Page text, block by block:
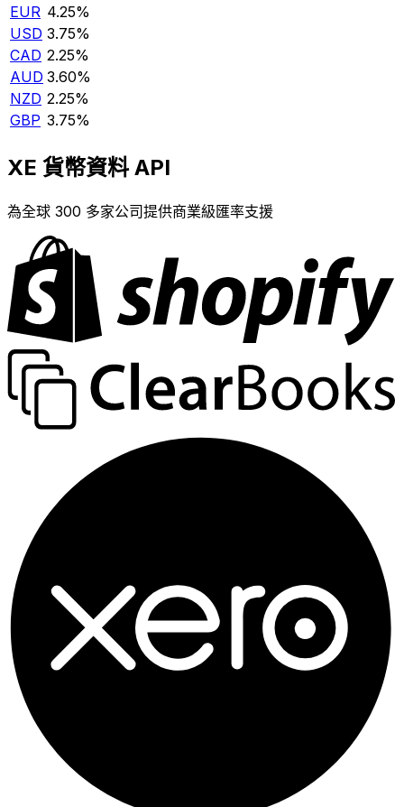
EUR 4.25%
USD 3.75%
CAD 2.25%
AUD 3.60%
NZD 2.25%
GBP 3.75%
XE 貨幣資料 API
為全球 300 多家公司提供商業級匯率支援